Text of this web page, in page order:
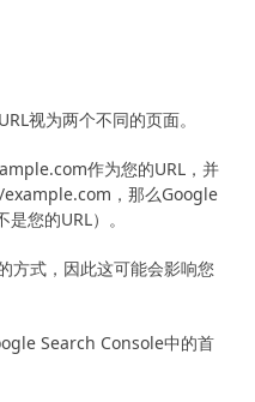
视为两个不同的页面。
作为您的URL，并
，那么Google
您的URL）。
方式，因此这可能会影响您
Search Console中的首